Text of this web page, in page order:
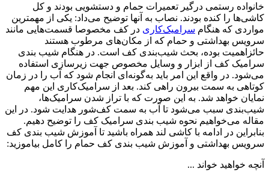
خانواده رستمی درگیر تعمیرات حمام و دستشویی بودند و کل
کاشی‌ها را کنده بودند. نصاب به آنها توضیح می‌داد: یکی از مهمترین
مواردی که هنگام سرامیک‌کاری در کف مخصوصا قسمت‌هایی مانند
سرویس بهداشتی و حمام که از مکان‌های مرطوب هستند
حائزاهمیت بوده، بحث شیب‌بندی کف است. در هنگام شیب بندی
سرامیک کف از ابزار و وسایل مخصوص جهت زیرسازی استفاده
می‌شود. در واقع این امر باید به‌گونه‌ای انجام شود که آب را در زمان
کوتاهی به سمت بیرون راهی کند. بعد از سرامیک‌کاری این مهم
نمایان خواهد شد. به این صورت که با تراز شدن سرامیک‌ها،
شیب‌بندی سبب می‌شود تا آب به سمت کف‌شور هدایت شود. در این
مقاله می‌خواهیم نحوه شیب بندی سرامیک کف را توضیح دهیم.
بنابراین در ادامه با کاشی لند همراه باشید تا آموزش شیب بندی کف
سرویس بهداشتی و آموزش شیب بندی کف حمام را کامل بیاموزید:
آنچه خواهید خواند ...